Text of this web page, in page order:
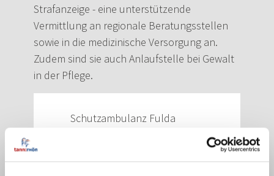
Strafanzeige - eine unterstützende
Vermittlung an regionale Beratungsstellen
sowie in die medizinische Versorgung an.
Zudem sind sie auch Anlaufstelle bei Gewalt
in der Pflege.
Schutzambulanz Fulda